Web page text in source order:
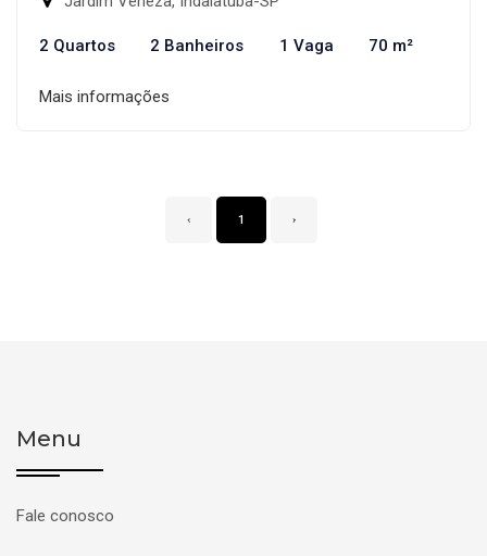
2 Quartos 2 Banheiros 1 Vaga 70 m²
Mais informações
‹ 1 ›
Menu
Fale conosco